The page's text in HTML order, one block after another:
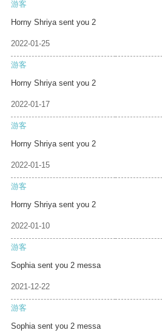
游客
Horny Shriya sent you 2
2022-01-25
游客
Horny Shriya sent you 2
2022-01-17
游客
Horny Shriya sent you 2
2022-01-15
游客
Horny Shriya sent you 2
2022-01-10
游客
Sophia sent you 2 messa
2021-12-22
游客
Sophia sent you 2 messa